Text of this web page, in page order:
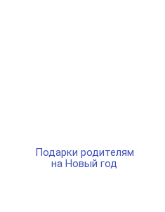
Подарки родителям
на Новый год